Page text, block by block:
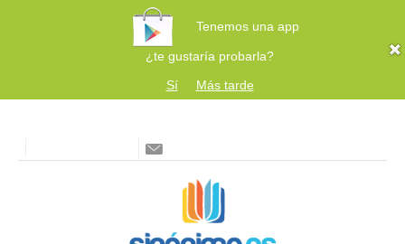
Tenemos una app
¿te gustaría probarla?
Sí
Más tarde